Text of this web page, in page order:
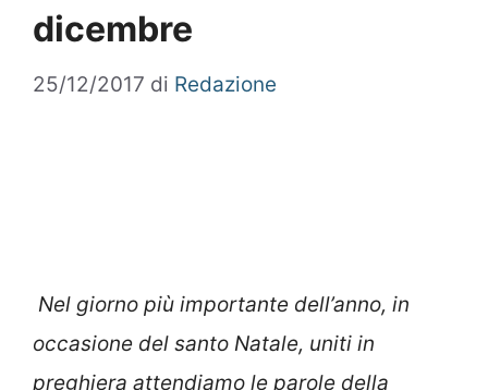
dicembre
25/12/2017 di Redazione
Nel giorno più importante dell’anno, in
occasione del santo Natale, uniti in
preghiera attendiamo le parole della